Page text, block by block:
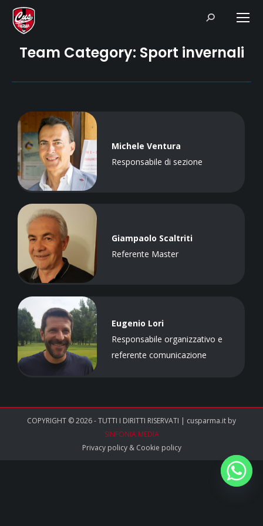
Search:
Team Category: Sport invernali
Michele Ventura
Responsabile di sezione
Giampaolo Scaltriti
Referente Master
Eugenio Lori
Responsabile organizzativo e
referente comunicazione
COPYRIGHT © 2026 - TUTTI I DIRITTI RISERVATI | cusparma.it by
SINFONIA MEDIA
Privacy policy& Cookie policy